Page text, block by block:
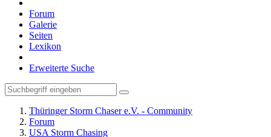
Forum
Galerie
Seiten
Lexikon
Erweiterte Suche
Thüringer Storm Chaser e.V. - Community
Forum
USA Storm Chasing